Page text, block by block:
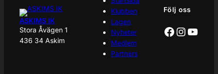
ASKIMS IK
Stora Åvägen 1
436 34 Askim
Klubben
Lagen
Nyheter
Medlem
Partners
Följ oss
Facebook